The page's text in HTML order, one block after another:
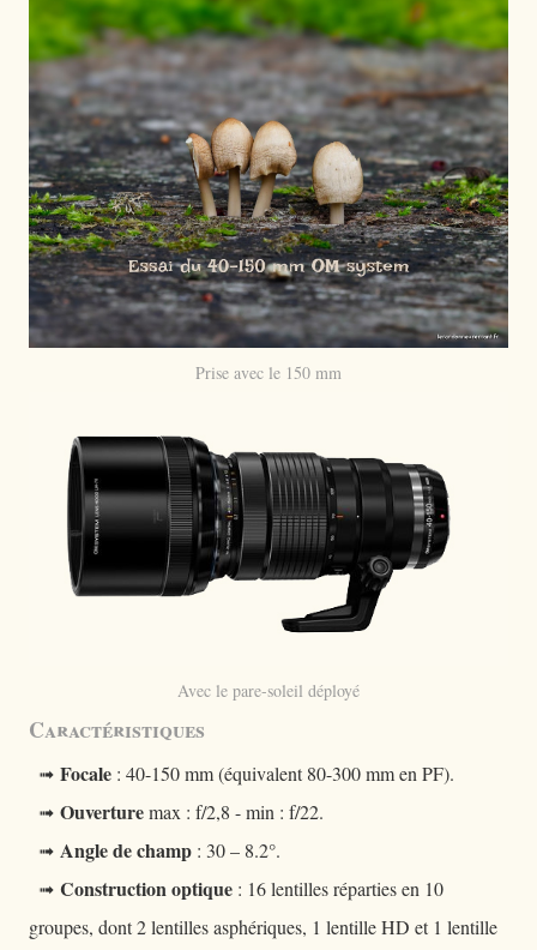
Prise avec le 150 mm
Avec le pare-soleil déployé
Caractéristiques
➟ Focale : 40-150 mm (équivalent 80-300 mm en PF).
➟ Ouverturemax : f/2,8 - min : f/22.
➟ Angle de champ : 30 – 8.2°.
➟ Construction optique : 16 lentilles réparties en 10
groupes, dont 2 lentilles asphériques, 1 lentille HD et 1 lentille